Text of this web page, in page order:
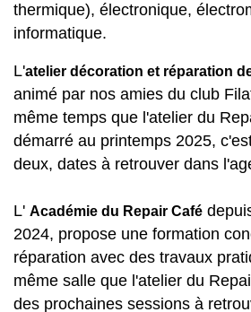
thermique), électronique,
informatique.
L'atelier décoration et réparation
animé par nos amies du club
même temps que l'atelier du
démarré au printemps 2025,
deux, dates à retrouver dans
L' Académie du Repair Café
2024, propose une formation
réparation avec des travaux
même salle que l'atelier du
des prochaines sessions à